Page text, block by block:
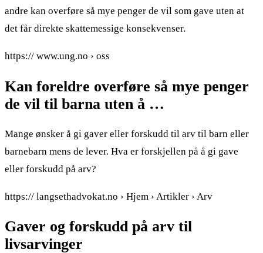
andre kan overføre så mye penger de vil som gave uten at
det får direkte skattemessige konsekvenser.
https:// www.ung.no › oss
Kan foreldre overføre så mye penger
de vil til barna uten å …
Mange ønsker å gi gaver eller forskudd til arv til barn eller
barnebarn mens de lever. Hva er forskjellen på å gi gave
eller forskudd på arv?
https:// langsethadvokat.no › Hjem › Artikler › Arv
Gaver og forskudd på arv til
livsarvinger